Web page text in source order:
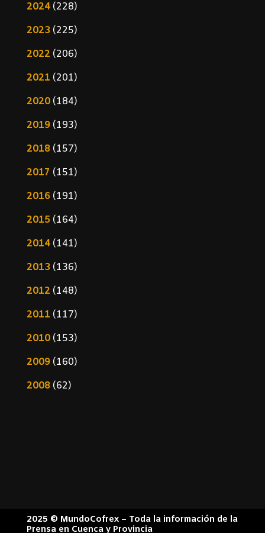
2024(228)
2023(225)
2022 (206)
2021 (201)
2020(184)
2019(193)
2018(157)
2017 (151)
2016(191)
2015(164)
2014(141)
2013(136)
2012 (148)
2011 (117)
2010(153)
2009(160)
2008(62)
2025 © MundoCofrex – Toda la información de la
Prensa en Cuenca y Provincia